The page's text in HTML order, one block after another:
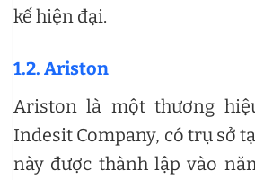
kế hiện đại.
1.2. Ariston
Ariston là một thương
Indesit Company, có trụ sở
này được thành lập vào